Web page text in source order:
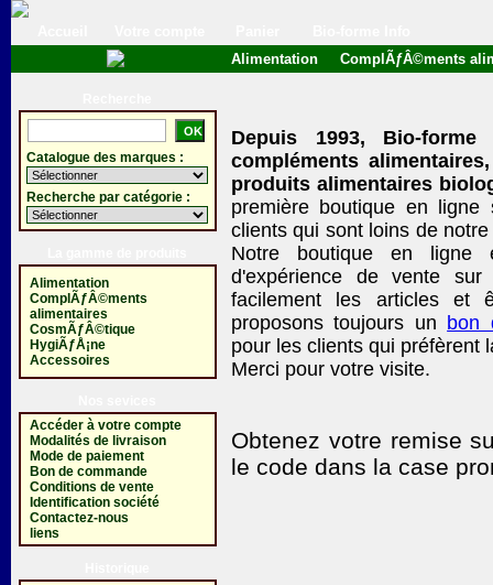
Alimentation
ComplÃƒÂ©ments
Catalogue des marques :
Recherche par catégorie :
Alimentation
ComplÃƒÂ©ments
alimentaires
CosmÃƒÂ©tique
HygiÃƒÅ¡ne
Accessoires
Accéder à votre compte
Modalités de livraison
Mode de paiement
Bon de commande
Conditions de vente
Identification société
Contactez-nous
liens
Depuis 1993, Bio-
compléments
produits alimentaires
première boutique en
clients qui sont loins de
Notre boutique en ligne
d'expérience de vente
facilement les articles et
proposons toujours un bon
pour les clients qui préfèrent
Merci pour votre visite.
Obtenez votre remise
le code dans la case